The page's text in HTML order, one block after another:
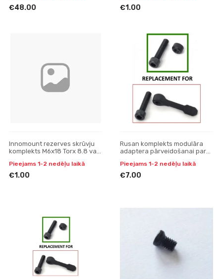
€48.00 €1.00
Innomount rezerves skrūvju
komplekts M6x18 Torx 8.8 vai
Pieejams 1-2 nedēļu laikā
€1.00
Rusan komplekts modulāra
adaptera pārveidošanai par
Pieejams 1-2 nedēļu laikā
€7.00